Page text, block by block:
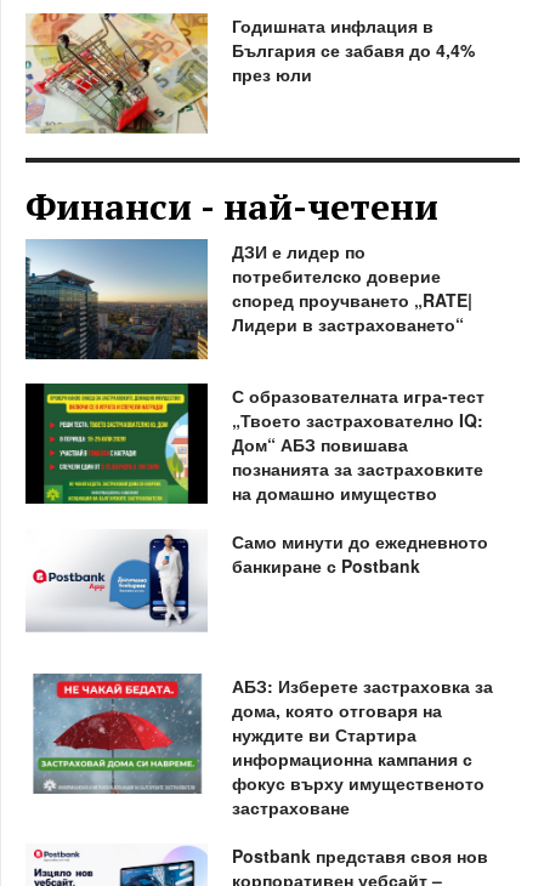
Годишната инфлация в
България се забавя до 4,4%
през юли
Финанси - най-четени
ДЗИ е лидер по
потребителско доверие
според проучването „RATE|
Лидери в застраховането“
С образователната игра-тест
„Твоето застрахователно IQ:
Дом“ АБЗ повишава
познанията за застраховките
на домашно имущество
Само минути до ежедневното
банкиране с Postbank
АБЗ: Изберете застраховка за
дома, която отговаря на
нуждите ви Стартира
информационна кампания с
фокус върху имущественото
застраховане
Postbank представя своя нов
корпоративен уебсайт –